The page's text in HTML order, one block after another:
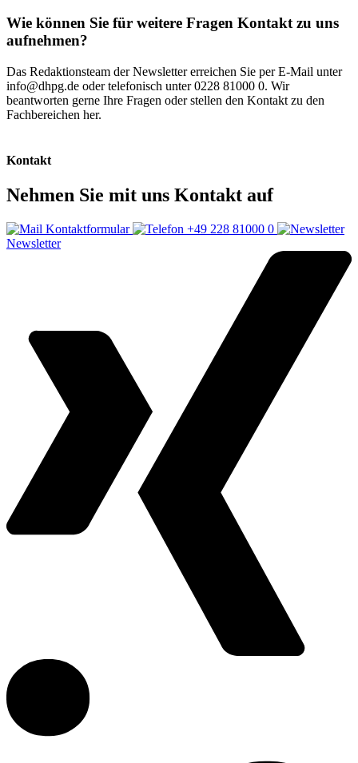
Wie können Sie für weitere Fragen Kontakt zu uns
aufnehmen?
Das Redaktionsteam der Newsletter erreichen Sie per E-Mail unter
info@dhpg.de oder telefonisch unter 0228 81000 0. Wir
beantworten gerne Ihre Fragen oder stellen den Kontakt zu den
Fachbereichen her.
Kontakt
Nehmen Sie mit uns Kontakt auf
Kontaktformular
+49 228 81000 0
Newsletter